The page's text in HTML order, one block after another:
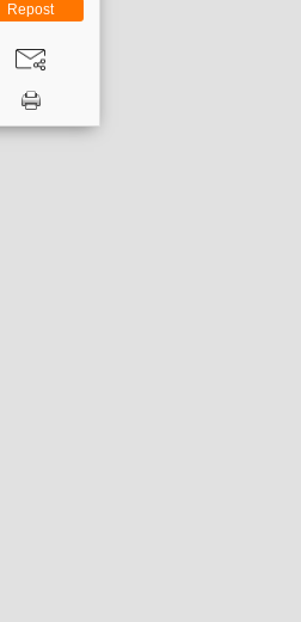
Repost